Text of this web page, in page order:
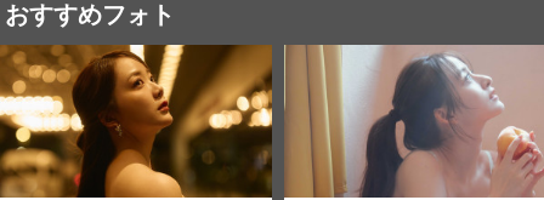
おすすめフォト